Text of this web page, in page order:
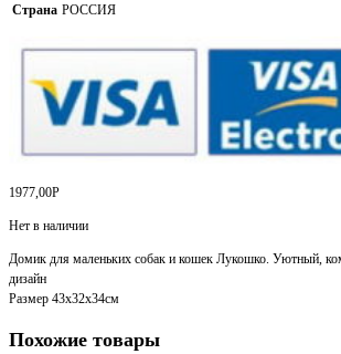
Страна РОССИЯ
1977,00Р
Нет в наличии
Домик для маленьких собак и кошек Лукошко. Уютный,
дизайн
Размер 43х32х34см
Похожие товары